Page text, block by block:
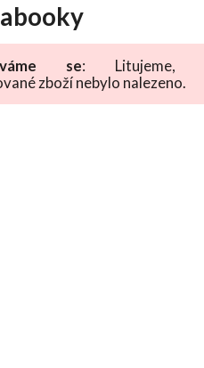
se: Litujeme,
zboží nebylo nalezeno.